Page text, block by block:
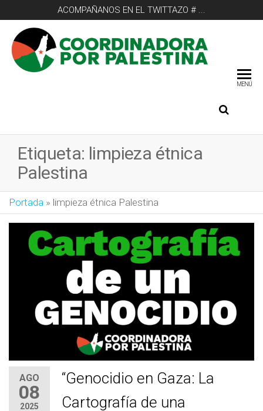
ACOMPAÑANOS EN EL TWITTAZO # ...
MENÚ
Etiqueta: limpieza étnica
Palestina
Portada » limpieza étnica Palestina
AGO
08
2025
“Genocidio en Gaza: La
Cartografía de una